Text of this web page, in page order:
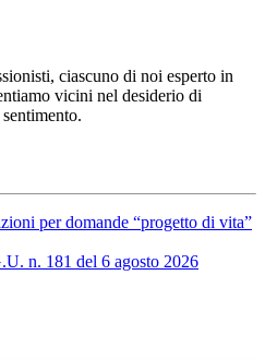
ciascuno di noi esperto in
vicini nel desiderio di
per domande “progetto di vita”
n. 181 del 6 agosto 2026